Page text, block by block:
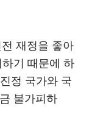
재정을 좋아
기 때문에 하
정 국가와 국
불가피하